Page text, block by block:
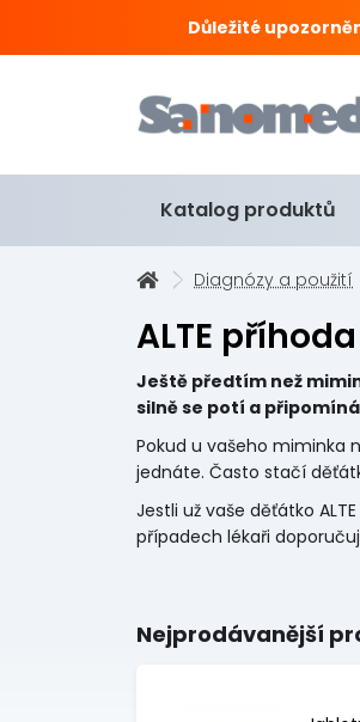
Důležité
Katalog produktů
Diagnózy a použití
ALTE příhoda
Ještě předtím než
silně se potí a
Pokud u vašeho miminka
jednáte. Často stačí
Jestli už vaše děťátko
případech lékaři
Nejprodávanější